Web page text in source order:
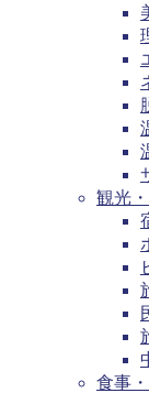
観光
食事